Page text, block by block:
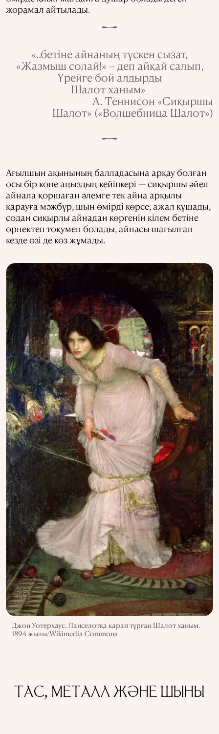
жорамал айтылады.
«..бетіне айнаның түскен сызат,
«Жазмыш солай!» – деп айқай салып,
Үрейге бой алдырды
Шалот ханым»
А. Теннисон «Сиқыршы
Шалот» («Волшебница Шалот»)
Ағылшын ақынының балладасына арқау болған
осы бір көне аңыздың кейіпкері — сиқыршы әйел
айнала қоршаған әлемге тек айна арқылы
қарауға мәжбүр, шын өмірді көрсе, ажал құшады,
содан сиқырлы айнадан көргенін кілем бетіне
өрнектеп тоқумен болады, айнасы шағылған
кезде өзі де көз жұмады.
Джон Уотерхаус. Ланселотқа қарап тұрған Шалот ханым.
1894 жылы/Wikimedia Commons
ТАС, МЕТАЛЛ ЖӘНЕ ШЫНЫ